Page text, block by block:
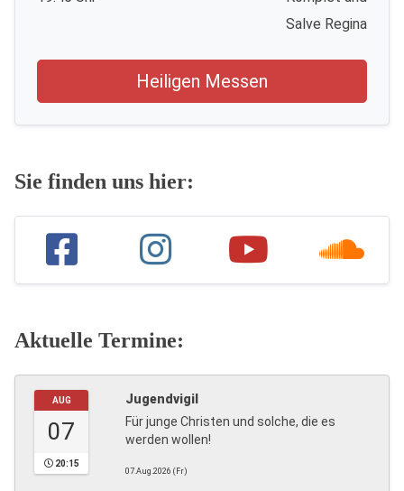
Salve Regina
Heiligen Messen
Sie finden uns hier:
Aktuelle Termine:
AUG
07
20:15
Jugendvigil
Für junge Christen und solche, die es
werden wollen!
07.Aug.2026 (Fr)